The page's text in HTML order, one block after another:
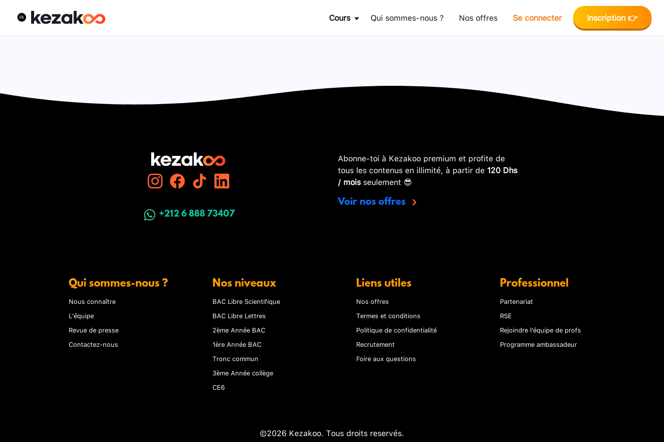
Cours Qui sommes-nous ? Nos offres Se connecter Inscription 👉
+212 6 888 73407
Abonne-toi à Kezakoo premium et profite de
tous les contenus en illimité, à partir de 120 Dhs
/ moisseulement 😎
Voir nos offres
Qui sommes-nous ?
Nous connaître
L'équipe
Revue de presse
Contactez-nous
Nos niveaux
BAC Libre Scientifique
BAC Libre Lettres
2ème Année BAC
1ère Année BAC
Tronc commun
3ème Année collège
CE6
Liens utiles
Nos offres
Termes et conditions
Politique de confidentialité
Recrutement
Foire aux questions
Professionnel
Partenariat
RSE
Rejoindre l'équipe de profs
Programme ambassadeur
©2026 Kezakoo. Tous droits reservés.